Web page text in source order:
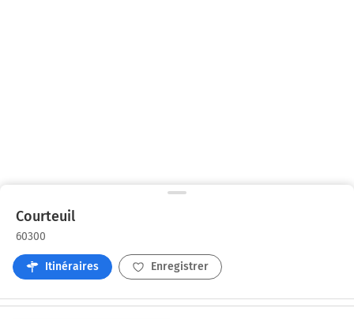
Courteuil
60300
Itinéraires Enregistrer